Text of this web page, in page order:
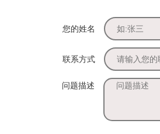
您的姓名
联系方式
问题描述